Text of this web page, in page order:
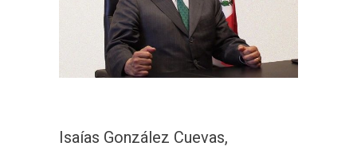
Isaías González Cuevas,